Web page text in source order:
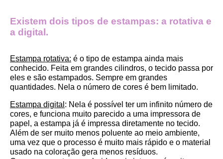
Existem dois tipos de estampas: a rotativa e
a digital.
Estampa rotativa: é o tipo de estampa ainda mais
conhecido. Feita em grandes cilindros, o tecido passa por
eles e são estampados. Sempre em grandes
quantidades. Nela o número de cores é bem limitado.
Estampa digital : Nela é possível ter um infinito número de
cores, e funciona muito parecido a uma impressora de
papel, a estampa já é impressa diretamente no tecido.
Além de ser muito menos poluente ao meio ambiente,
uma vez que o processo é muito mais rápido e o material
usado na coloração gera menos resíduos.